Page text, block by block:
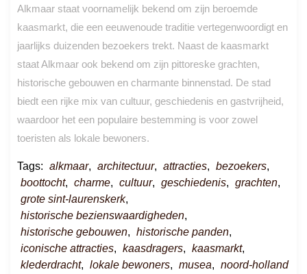
Alkmaar staat voornamelijk bekend om zijn beroemde
kaasmarkt, die een eeuwenoude traditie vertegenwoordigt en
jaarlijks duizenden bezoekers trekt. Naast de kaasmarkt
staat Alkmaar ook bekend om zijn pittoreske grachten,
historische gebouwen en charmante binnenstad. De stad
biedt een rijke mix van cultuur, geschiedenis en gastvrijheid,
waardoor het een populaire bestemming is voor zowel
toeristen als lokale bewoners.
Tags: alkmaar, architectuur, attracties, bezoekers,
boottocht, charme, cultuur, geschiedenis, grachten,
grote sint-laurenskerk,
historische bezienswaardigheden,
historische gebouwen, historische panden,
iconische attracties, kaasdragers, kaasmarkt,
klederdracht, lokale bewoners, musea, noord-holland